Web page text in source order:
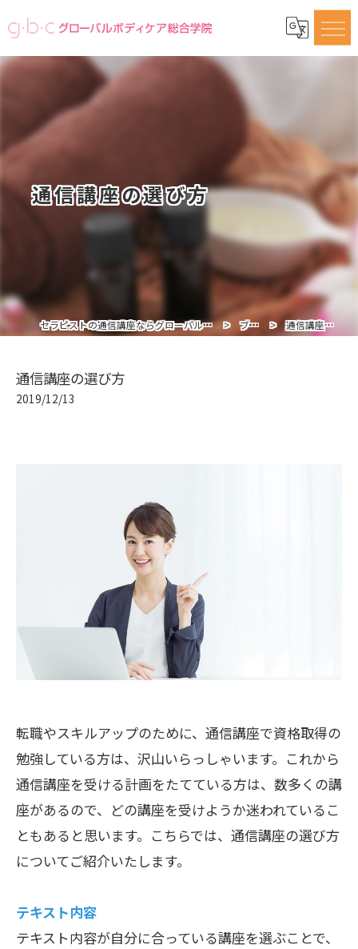
通信講座の選び方
セラピストの通信講座ならグローバルボディケア総合学院 ブログ 通信講座の選び方
通信講座の選び方
2019/12/13
転職やスキルアップのために、通信講座で資格取得の
勉強している方は、沢山いらっしゃいます。これから
通信講座を受ける計画をたてている方は、数多くの講
座があるので、どの講座を受けようか迷われているこ
ともあると思います。こちらでは、通信講座の選び方
についてご紹介いたします。
テキスト内容
テキスト内容が自分に合っている講座を選ぶことで、